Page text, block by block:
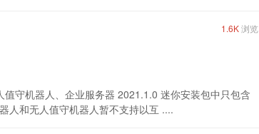
1.6K浏览
守机器人、企业服务器 2021.1.0 迷你安装包中只包含
人和无人值守机器人暂不支持以互 ....